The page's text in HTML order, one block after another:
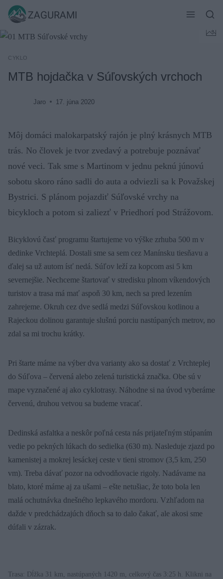
Skip
content
ZAGURAMI
CYKLO
MTB hojdačka v Súľovských vrchoch
Jaro 17. júna 2020
Môj domáci malokarpatský rajón je plný krásnych MTB
trás. No človek je tvor zvedavý a potrebuje poznávať
nové veci. Tak sme s Martinom v jednu peknú júnovú
sobotu skoro ráno sadli do auta a odviezli sa k Považskej
Bystrici. S plánom pojazdiť Súľovské vrchy na
bicykloch a potom si zaliezť v Priedhorí pod Strážovom.
Bicyklovú časť programu štartujeme vo výške zrhuba 500 m v
dedinke Vrchteplá. Dostali sme sa sem cez Manínsku tiesňavu a
ďalej sa už autom ísť nedá. Súľov leží za kopcom asi 5 km
severnejšie. Nechceme štartovať v stredisku plnom víkendových
turistov a trasa má mať aspoň 30 km, nech sa pred lezením
zahrejeme. Okruh cez dve sedlá medzi Súľovskou kotlinou a
Rajeckou dolinou garantuje slušnú porciu nastúpaných metrov, no
zdal sa mi trochu krátky.
Pri štarte máme na výber dva varianty ako sa dostať z Vrchteplej
do Súľova – červená alebo zelená turistická značka. Obe sú v
mape vyznačené aj ako cyklotrasy. Náhodne si na úvod vyberáme
červenú, druhou vetvou sa budeme vracať.
Dedinská asfaltka a neskôr poľná cesta nás prijateľným stúpaním
vedie po pekných lúkach do sedielka (630 m). Nasleduje zjazd po
kamenistej a mokrej lesáckej ceste v tieni stromov (3,5 km, 250
vm). Treba dávať pozor na odvodňovacie rigoly. Nadávame na
blato, ktoré máme aj za ušami – ešte netušiac, že toto bola len
malá ochutnávka dnešného lepkavého mordoru. Vzhľadom na
dažde v predchádzajúch dňoch sa to dalo čakať, ale akosi sme
dúfali v zázrak.
Trasa: Dĺžka 31 km, nastúpaných 1420 m, celkový čas 3:25 h. Klikni na